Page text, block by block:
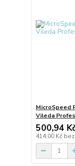
MicroSpeed
Vileda
500,94
414,00 Kč